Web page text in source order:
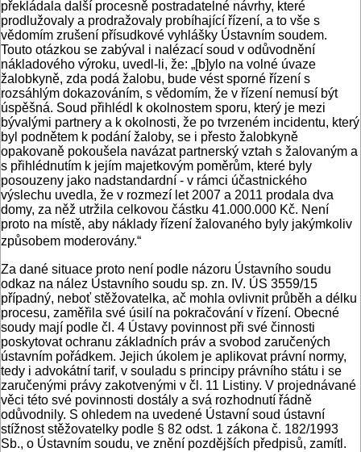
překládala další procesně postradatelné návrhy, které
prodlužovaly a prodražovaly probíhající řízení, a to vše s
vědomím zrušení přísudkové vyhlášky Ústavním soudem.
Touto otázkou se zabýval i nalézací soud v odůvodnění
nákladového výroku, uvedl-li, že: „[b]ylo na volné úvaze
žalobkyně, zda podá žalobu, bude vést sporné řízení s
rozsáhlým dokazováním, s vědomím, že v řízení nemusí být
úspěšná. Soud přihlédl k okolnostem sporu, který je mezi
bývalými partnery a k okolnosti, že po tvrzeném incidentu, který
byl podnětem k podání žaloby, se i přesto žalobkyně
opakovaně pokoušela navázat partnerský vztah s žalovaným a
s přihlédnutím k jejím majetkovým poměrům, které byly
posouzeny jako nadstandardní - v rámci účastnického
výslechu uvedla, že v rozmezí let 2007 a 2011 prodala dva
domy, za něž utržila celkovou částku 41.000.000 Kč. Není
proto na místě, aby náklady řízení žalovaného byly jakýmkoliv
způsobem moderovány.“
Za dané situace proto není podle názoru Ústavního soudu
odkaz na nález Ústavního soudu sp. zn. IV. ÚS 3559/15
případný, neboť stěžovatelka, ač mohla ovlivnit průběh a délku
procesu, zaměřila své úsilí na pokračování v řízení. Obecné
soudy mají podle čl. 4 Ústavy povinnost při své činnosti
poskytovat ochranu základních práv a svobod zaručených
ústavním pořádkem. Jejich úkolem je aplikovat právní normy,
tedy i advokátní tarif, v souladu s principy právního státu i se
zaručenými právy zakotvenými v čl. 11 Listiny. V projednávané
věci této své povinnosti dostály a svá rozhodnutí řádně
odůvodnily. S ohledem na uvedené Ústavní soud ústavní
stížnost stěžovatelky podle § 82 odst. 1 zákona č. 182/1993
Sb., o Ústavním soudu, ve znění pozdějších předpisů, zamítl.